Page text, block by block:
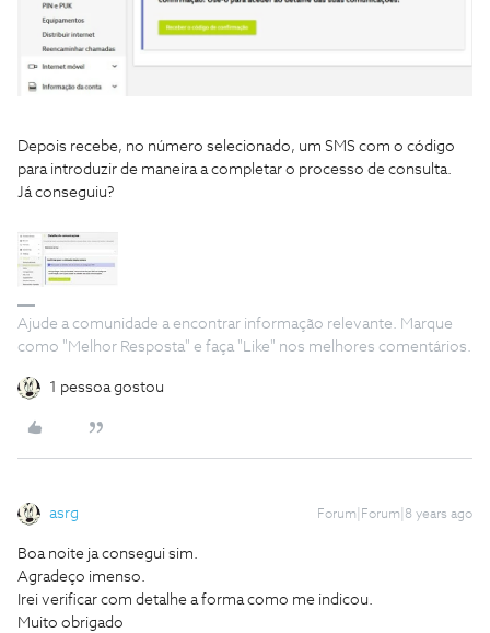
Depois recebe, no número selecionado, um SMS com o código
para introduzir de maneira a completar o processo de consulta.
Já conseguiu?
Ajude a comunidade a encontrar informação relevante. Marque
como "Melhor Resposta" e faça "Like" nos melhores comentários.
1 pessoa gostou
asrg Forum|Forum|8 years ago
Boa noite ja consegui sim.
Agradeço imenso.
Irei verificar com detalhe a forma como me indicou.
Muito obrigado